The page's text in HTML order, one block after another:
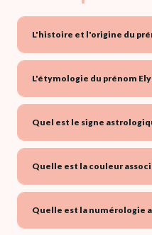
L'histoire et l'origine du
L'étymologie du prénom
Quel est le signe
Quelle est la couleur
Quelle est la numérologie